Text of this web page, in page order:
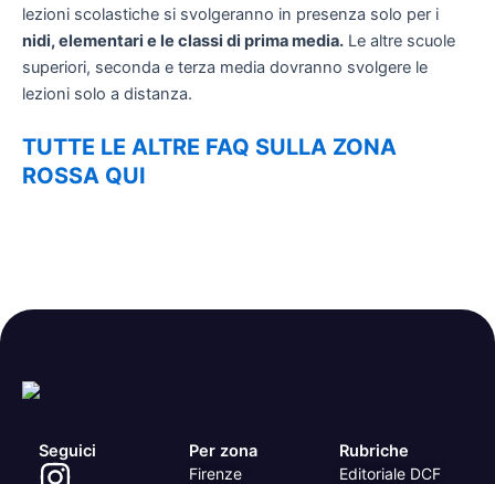
lezioni scolastiche si svolgeranno in presenza solo per i
nidi, elementari e le classi di prima media. Le altre scuole
superiori, seconda e terza media dovranno svolgere le
lezioni solo a distanza.
TUTTE LE ALTRE FAQ SULLA ZONA
ROSSA QUI
Seguici Per zona
Firenze
Rubriche
Editoriale DCF